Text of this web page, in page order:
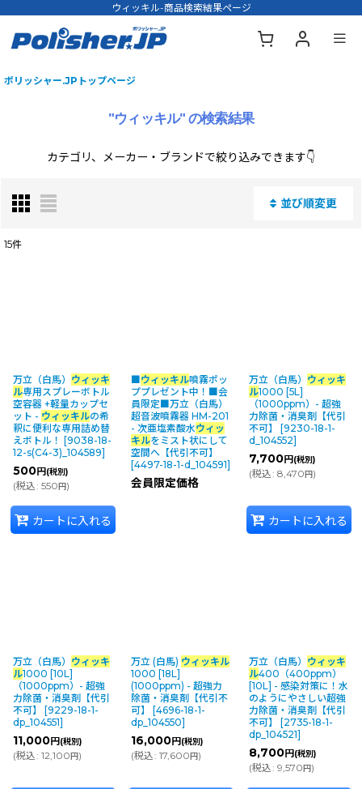
ウィッキル-商品検索結果ページ
ポリッシャー.JPトップページ
"ウィッキル" の検索結果
カテゴリ、メーカー・ブランドで絞り込みできます👇
並び順変更
並び順:
カテゴリ:
メーカー・ブランド
15件
万立（白馬） ウィッキ
ル専用スプレーボトル
空容器 +軽量カップセ
ット - ウィッキルの希
釈に便利な専用詰め替
えボトル！
[9038-18-
12-s(C4-3)_104589]
500円 (税別)
(税込: 550円)
カートに入れる
■ウィッキル噴霧ポッ
ププレゼント中！■会
員限定■万立（白馬）
超音波噴霧器 HM-201
- 次亜塩素酸水ウィッ
キルをミスト状にして
空間へ【代引不可】
[4497-18-1-d_104591]
会員限定価格
万立（白馬） ウィッキ
ル1000 [5L]
（1000ppm）- 超強
力除菌・消臭剤【代引
不可】
[9230-18-1-
d_104552]
7,700円 (税別)
(税込: 8,470円)
カートに入れる
万立（白馬） ウィッキ
ル1000 [10L]
（1000ppm）- 超強
力除菌・消臭剤【代引
不可】
[9229-18-1-
dp_104551]
11,000円 (税別)
(税込: 12,100円)
万立 (白馬) ウィッキル
1000 [18L]
(1000ppm) - 超強力
除菌・消臭剤【代引不
可】
[4696-18-1-
dp_104550]
16,000円 (税別)
(税込: 17,600円)
万立（白馬） ウィッキ
ル400（400ppm）
[10L] - 感染対策に！水
のようにやさしい超強
力除菌・消臭剤【代引
不可】
[2735-18-1-
dp_104521]
8,700円 (税別)
(税込: 9,570円)